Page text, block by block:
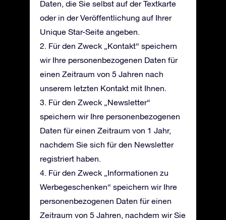
Daten, die Sie selbst auf der Textkarte
oder in der Veröffentlichung auf Ihrer
Unique Star-Seite angeben.
2. Für den Zweck „Kontakt“ speichern
wir Ihre personenbezogenen Daten für
einen Zeitraum von 5 Jahren nach
unserem letzten Kontakt mit Ihnen.
3. Für den Zweck „Newsletter“
speichern wir Ihre personenbezogenen
Daten für einen Zeitraum von 1 Jahr,
nachdem Sie sich für den Newsletter
registriert haben.
4. Für den Zweck „Informationen zu
Werbegeschenken“ speichern wir Ihre
personenbezogenen Daten für einen
Zeitraum von 5 Jahren, nachdem wir Sie